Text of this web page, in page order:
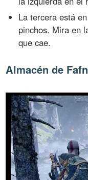
La tercera está
pinchos. Mira en
que cae.
Almacén de